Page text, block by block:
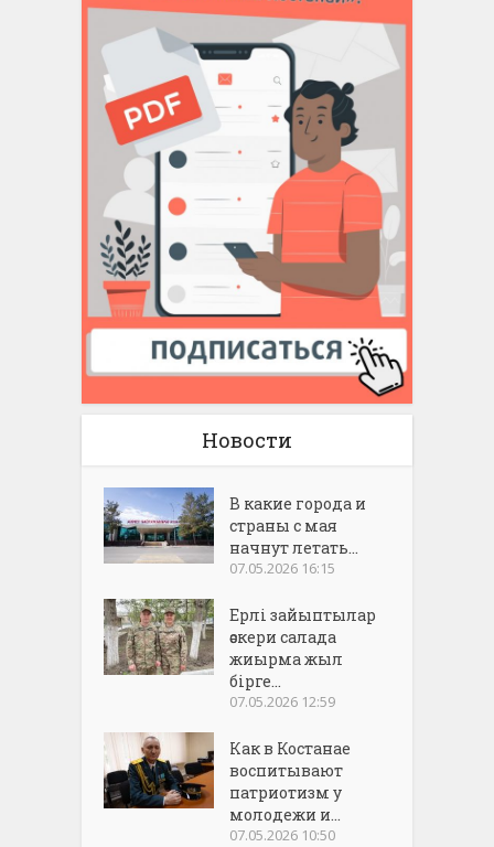
Новости
В какие города и
страны с мая
начнут летать...
07.05.2026 16:15
Ерлі зайыптылар
әскери салада
жиырма жыл
бірге...
07.05.2026 12:59
Как в Костанае
воспитывают
патриотизм у
молодежи и...
07.05.2026 10:50